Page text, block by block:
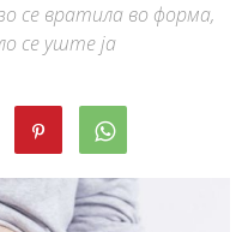
се вратила во форма,
се уште ја